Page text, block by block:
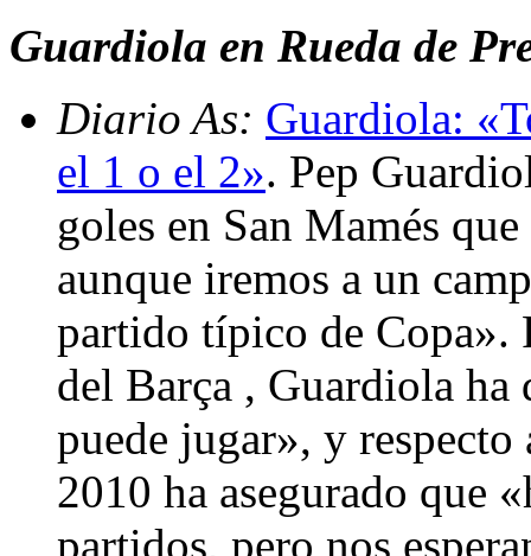
Guardiola en Rueda de
Diario As: Guardiola:
el 1 o el 2». Pep
goles en San Mamés
aunque iremos a un
partido típico de Copa».
del Barça , Guardiola ha
puede jugar», y
2010 ha asegurado que
partidos, pero nos